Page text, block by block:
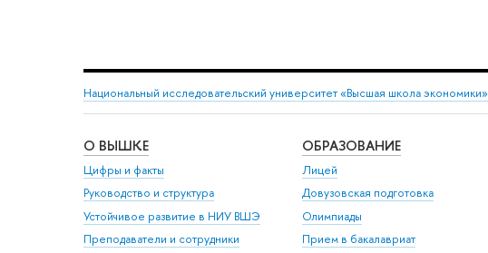
Национальный исследовательский университет «Высшая школа экономики»
О ВЫШКЕ
Цифры и факты
Руководство и структура
Устойчивое развитие в НИУ ВШЭ
Преподаватели и сотрудники
ОБРАЗОВАНИЕ
Лицей
Довузовская подготовка
Олимпиады
Прием в бакалавриат